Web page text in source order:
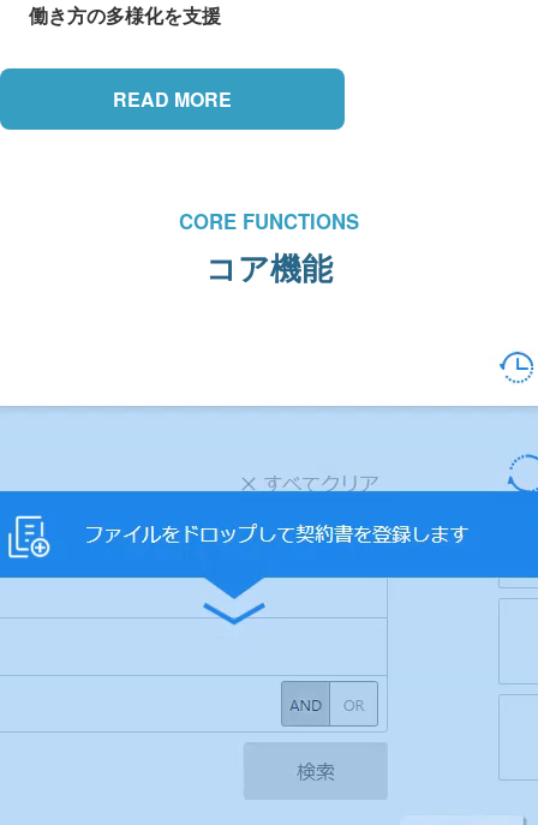
働き方の多様化を支援
READ MORE
CORE FUNCTIONS
コア機能